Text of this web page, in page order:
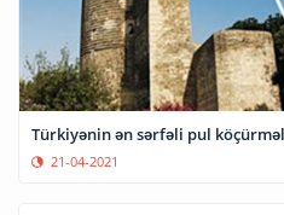
Türkiyənin ən sərfəli pul
21-04-2021